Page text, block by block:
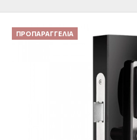
ΠΡΟΠΑΡΑΓΓΕΛΊΑ